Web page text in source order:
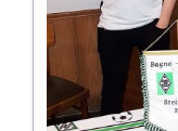
Saisonopening